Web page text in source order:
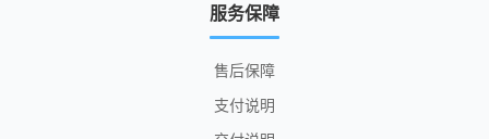
服务保障
售后保障
支付说明